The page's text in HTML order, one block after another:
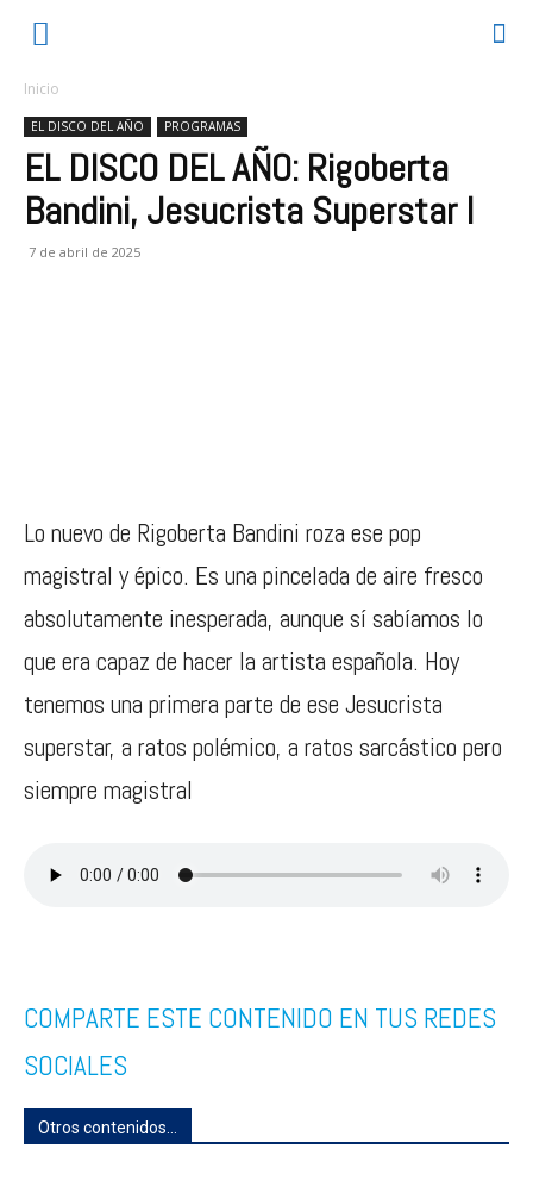
Inicio
EL DISCO DEL AÑO PROGRAMAS
EL DISCO DEL AÑO: Rigoberta
Bandini, Jesucrista Superstar I
7 de abril de 2025
Lo nuevo de Rigoberta Bandini roza ese pop
magistral y épico. Es una pincelada de aire fresco
absolutamente inesperada, aunque sí sabíamos lo
que era capaz de hacer la artista española. Hoy
tenemos una primera parte de ese Jesucrista
superstar, a ratos polémico, a ratos sarcástico pero
siempre magistral
COMPARTE ESTE CONTENIDO EN TUS REDES
SOCIALES
Otros contenidos...